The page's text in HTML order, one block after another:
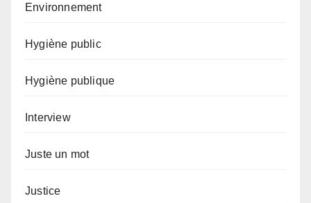
Environnement
Hygiène public
Hygiène publique
Interview
Juste un mot
Justice